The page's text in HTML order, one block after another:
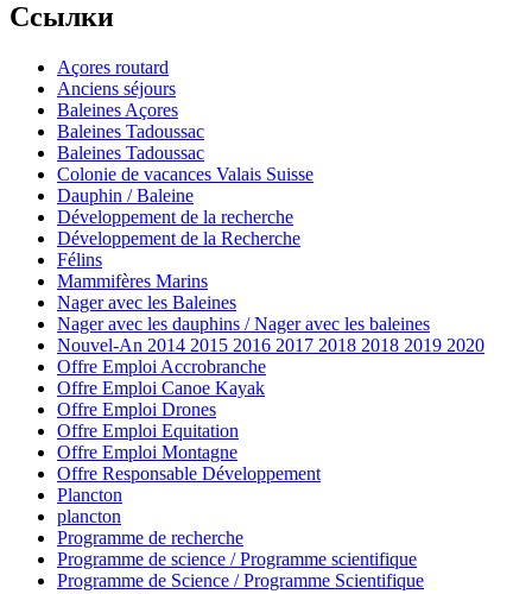
Ссылки
Açores routard
Anciens séjours
Baleines Açores
Baleines Tadoussac
Baleines Tadoussac
Colonie de vacances Valais Suisse
Dauphin / Baleine
Développement de la recherche
Développement de la Recherche
Félins
Mammifères Marins
Nager avec les Baleines
Nager avec les dauphins / Nager avec les baleines
Nouvel-An 2014 2015 2016 2017 2018 2018 2019 2020
Offre Emploi Accrobranche
Offre Emploi Canoe Kayak
Offre Emploi Drones
Offre Emploi Equitation
Offre Emploi Montagne
Offre Responsable Développement
Plancton
plancton
Programme de recherche
Programme de science / Programme scientifique
Programme de Science / Programme Scientifique